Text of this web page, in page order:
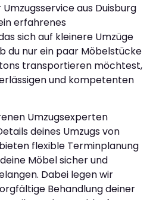
aus Duisburg
erfahrenes
sich auf kleinere Umzüge
du nur ein paar Möbelstücke
transportieren möchtest,
und kompetenten
Umzugsexperten
deines Umzugs von
flexible Terminplanung
Möbel sicher und
Dabei legen wir
Behandlung deiner